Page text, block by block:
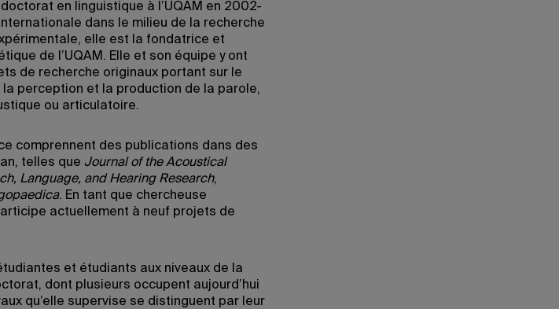
en linguistique à l’UQAM en 2002-
dans le milieu de la recherche
elle est la fondatrice et
de l’UQAM. Elle et son équipe y ont
de recherche originaux portant sur le
perception et la production de la parole,
ou articulatoire.
comprennent des publications dans des
telles que Journal of the Acoustical
Language, and Hearing Research,
. En tant que chercheuse
actuellement à neuf projets de
et étudiants aux niveaux de la
dont plusieurs occupent aujourd’hui
qu’elle supervise se distinguent par leur